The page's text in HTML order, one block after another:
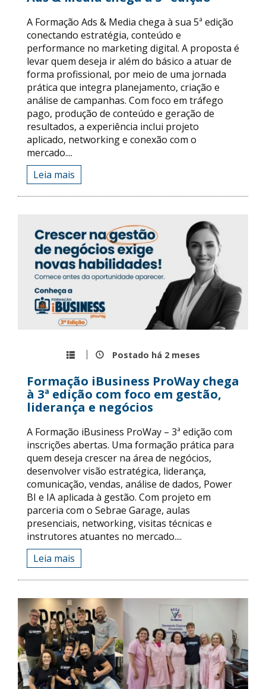
A Formação Ads & Media chega à sua 5ª edição
conectando estratégia, conteúdo e
performance no marketing digital. A proposta é
levar quem deseja ir além do básico a atuar de
forma profissional, por meio de uma jornada
prática que integra planejamento, criação e
análise de campanhas. Com foco em tráfego
pago, produção de conteúdo e geração de
resultados, a experiência inclui projeto
aplicado, networking e conexão com o
mercado....
Leia mais
Postado há 2 meses
Formação iBusiness ProWay chega
à 3ª edição com foco em gestão,
liderança e negócios
A Formação iBusiness ProWay – 3ª edição com
inscrições abertas. Uma formação prática para
quem deseja crescer na área de negócios,
desenvolver visão estratégica, liderança,
comunicação, vendas, análise de dados, Power
BI e IA aplicada à gestão. Com projeto em
parceria com o Sebrae Garage, aulas
presenciais, networking, visitas técnicas e
instrutores atuantes no mercado....
Leia mais